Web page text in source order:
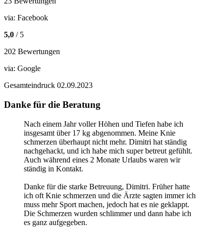
via: Facebook
5,0 / 5
202 Bewertungen
via: Google
Gesamteindruck 02.09.2023
Danke für die Beratung
Nach einem Jahr voller Höhen und Tiefen habe ich
insgesamt über 17 kg abgenommen. Meine Knie
schmerzen überhaupt nicht mehr. Dimitri hat ständig
nachgehackt, und ich habe mich super betreut gefühlt.
Auch während eines 2 Monate Urlaubs waren wir
ständig in Kontakt.
Danke für die starke Betreuung, Dimitri. Früher hatte
ich oft Knie schmerzen und die Ärzte sagten immer ich
muss mehr Sport machen, jedoch hat es nie geklappt.
Die Schmerzen wurden schlimmer und dann habe ich
es ganz aufgegeben.